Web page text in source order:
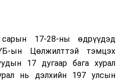
17-28-ны өдрүүдэд
ын Цөлжилттэй тэмцэх
17 дугаар бага хурал
нь дэлхийн 197 улсын